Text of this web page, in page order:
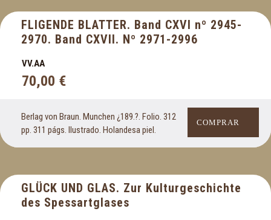
FLIGENDE BLATTER. Band CXVI nº 2945-
2970. Band CXVII. Nº 2971-2996
VV.AA
70,00 €
Berlag von Braun. Munchen ¿189.?. Folio. 312
pp. 311 págs. Ilustrado. Holandesa piel.
COMPRAR
GLÜCK UND GLAS. Zur Kulturgeschichte
des Spessartglases